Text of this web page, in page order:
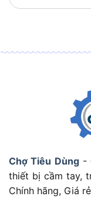
Bộ cờ lê này
khí, khu bảo
Trong các
không biết
nào. Vì vậy,
giảm tình
thêm dụng cụ.
Ở gara, bộ
tiết trên xe.
Chợ Tiêu Dùng-
thiết bị cầm tay,
Chính hãng, Giá